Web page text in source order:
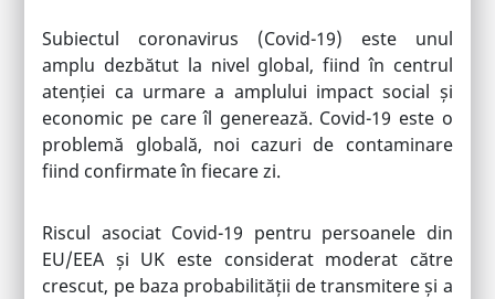
Subiectul coronavirus (Covid-19) este unul
amplu dezbătut la nivel global, fiind în centrul
atenției ca urmare a amplului impact social și
economic pe care îl generează. Covid-19 este o
problemă globală, noi cazuri de contaminare
fiind confirmate în fiecare zi.
Riscul asociat Covid-19 pentru persoanele din
EU/EEA și UK este considerat moderat către
crescut, pe baza probabilității de transmitere și a